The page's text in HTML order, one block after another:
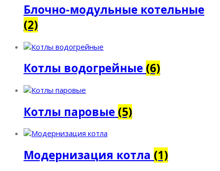
Блочно-модульные котельные
(2)
Котлы водогрейные (6)
Котлы паровые (5)
Модернизация котла (1)